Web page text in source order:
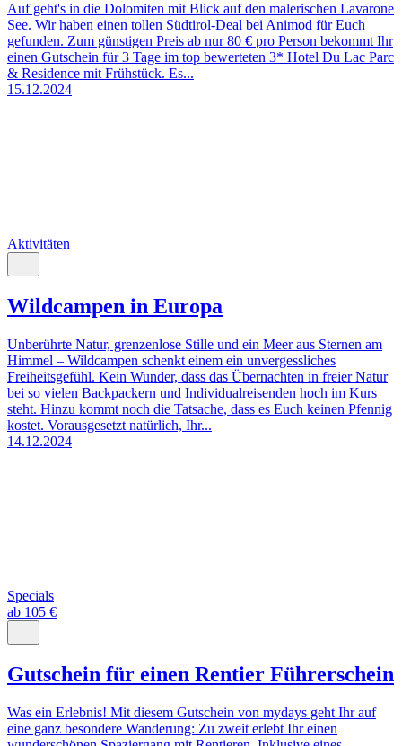
Auf geht's in die Dolomiten mit Blick auf den malerischen Lavarone
See. Wir haben einen tollen Südtirol-Deal bei Animod für Euch
gefunden. Zum günstigen Preis ab nur 80 € pro Person bekommt Ihr
einen Gutschein für 3 Tage im top bewerteten 3* Hotel Du Lac Parc
& Residence mit Frühstück. Es...
15.12.2024
Aktivitäten
Wildcampen in Europa
Unberührte Natur, grenzenlose Stille und ein Meer aus Sternen am
Himmel – Wildcampen schenkt einem ein unvergessliches
Freiheitsgefühl. Kein Wunder, dass das Übernachten in freier Natur
bei so vielen Backpackern und Individualreisenden hoch im Kurs
steht. Hinzu kommt noch die Tatsache, dass es Euch keinen Pfennig
kostet. Vorausgesetzt natürlich, Ihr...
14.12.2024
Specials
ab 105 €
Gutschein für einen Rentier Führerschein
Was ein Erlebnis! Mit diesem Gutschein von mydays geht Ihr auf
eine ganz besondere Wanderung: Zu zweit erlebt Ihr einen